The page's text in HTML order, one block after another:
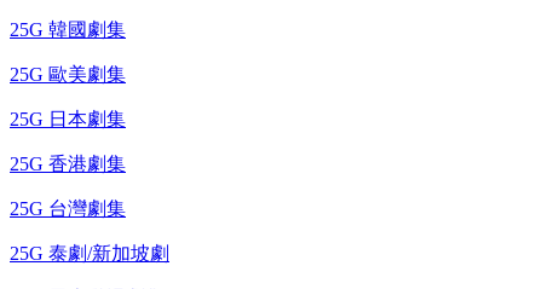
25G 韓國劇集
25G 歐美劇集
25G 日本劇集
25G 香港劇集
25G 台灣劇集
25G 泰劇/新加坡劇